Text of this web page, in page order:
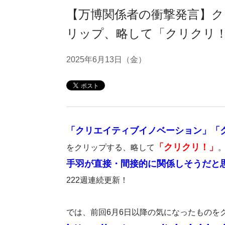
【万博関係者の衝撃発言】
リップ、略して「クリクリ
2025年6月13日（金）
「クリエイティブイノベーション」
をクリップする、略して 「クリクリ！」
手羽が直接・間接的に関係しそうだと
222週連続更新！
では、前回6月6日以降の気になったものを